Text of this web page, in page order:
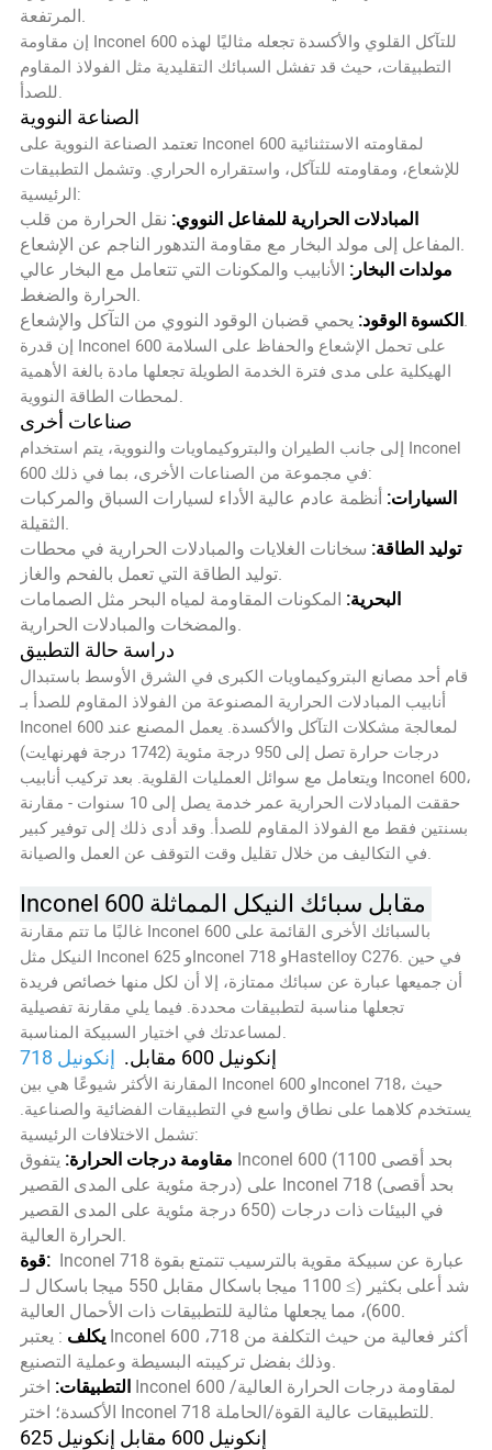
المرتفعة.
إن مقاومة Inconel 600 للتآكل القلوي والأكسدة تجعله مثاليًا لهذه
التطبيقات، حيث قد تفشل السبائك التقليدية مثل الفولاذ المقاوم
للصدأ.
الصناعة النووية
تعتمد الصناعة النووية على Inconel 600 لمقاومته الاستثنائية
للإشعاع، ومقاومته للتآكل، واستقراره الحراري. وتشمل التطبيقات
الرئيسية:
المبادلات الحرارية للمفاعل النووي: نقل الحرارة من قلب
المفاعل إلى مولد البخار مع مقاومة التدهور الناجم عن الإشعاع.
مولدات البخار: الأنابيب والمكونات التي تتعامل مع البخار عالي
الحرارة والضغط.
الكسوة الوقود:يحمي قضبان الوقود النووي من التآكل والإشعاع.
إن قدرة Inconel 600 على تحمل الإشعاع والحفاظ على السلامة
الهيكلية على مدى فترة الخدمة الطويلة تجعلها مادة بالغة الأهمية
لمحطات الطاقة النووية.
صناعات أخرى
إلى جانب الطيران والبتروكيماويات والنووية، يتم استخدام Inconel
600 في مجموعة من الصناعات الأخرى، بما في ذلك:
السيارات: أنظمة عادم عالية الأداء لسيارات السباق والمركبات
الثقيلة.
توليد الطاقة: سخانات الغلايات والمبادلات الحرارية في محطات
توليد الطاقة التي تعمل بالفحم والغاز.
البحرية: المكونات المقاومة لمياه البحر مثل الصمامات
والمضخات والمبادلات الحرارية.
دراسة حالة التطبيق
قام أحد مصانع البتروكيماويات الكبرى في الشرق الأوسط باستبدال
أنابيب المبادلات الحرارية المصنوعة من الفولاذ المقاوم للصدأ بـ
Inconel 600 لمعالجة مشكلات التآكل والأكسدة. يعمل المصنع عند
درجات حرارة تصل إلى 950 درجة مئوية (1742 درجة فهرنهايت)
ويتعامل مع سوائل العمليات القلوية. بعد تركيب أنابيب Inconel 600،
حققت المبادلات الحرارية عمر خدمة يصل إلى 10 سنوات - مقارنة
بسنتين فقط مع الفولاذ المقاوم للصدأ. وقد أدى ذلك إلى توفير كبير
في التكاليف من خلال تقليل وقت التوقف عن العمل والصيانة.
غالبًا ما تتم مقارنة Inconel 600 بالسبائك الأخرى القائمة على
النيكل مثل Inconel 625 وInconel 718 وHastelloy C276. في حين
أن جميعها عبارة عن سبائك ممتازة، إلا أن لكل منها خصائص فريدة
تجعلها مناسبة لتطبيقات محددة. فيما يلي مقارنة تفصيلية
لمساعدتك في اختيار السبيكة المناسبة.
إنكونيل 600 مقابل.
المقارنة الأكثر شيوعًا هي بين Inconel 600 وInconel 718، حيث
يستخدم كلاهما على نطاق واسع في التطبيقات الفضائية والصناعية.
تشمل الاختلافات الرئيسية:
مقاومة درجات الحرارة: يتفوق Inconel 600 (بحد أقصى 1100
درجة مئوية على المدى القصير) على Inconel 718 (بحد أقصى
650 درجة مئوية على المدى القصير) في البيئات ذات درجات
الحرارة العالية.
قوة: Inconel 718 عبارة عن سبيكة مقوية بالترسيب تتمتع بقوة
شد أعلى بكثير (≥ 1100 ميجا باسكال مقابل 550 ميجا باسكال لـ
600)، مما يجعلها مثالية للتطبيقات ذات الأحمال العالية.
يكلف : يعتبر Inconel 600 أكثر فعالية من حيث التكلفة من 718،
وذلك بفضل تركيبته البسيطة وعملية التصنيع.
التطبيقات: اختر Inconel 600 لمقاومة درجات الحرارة العالية/
الأكسدة؛ اختر Inconel 718 للتطبيقات عالية القوة/الحاملة.